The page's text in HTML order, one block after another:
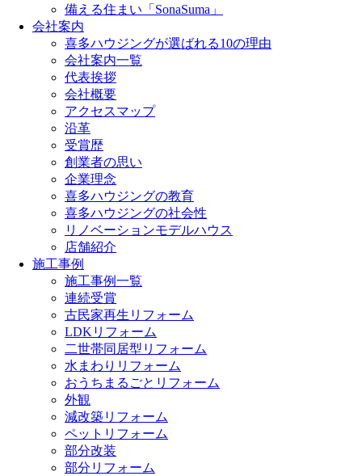
備える住まい「SonaSuma」
会社案内
喜多ハウジングが選ばれる10の理由
会社案内一覧
代表挨拶
会社概要
アクセスマップ
沿革
受賞歴
創業者の思い
企業理念
喜多ハウジングの教育
喜多ハウジングの社会性
リノベーションモデルハウス
店舗紹介
施工事例
施工事例一覧
連続受賞
古民家再生リフォーム
LDKリフォーム
二世帯同居型リフォーム
水まわりリフォーム
おうちまるごとリフォーム
外観
減改築リフォーム
ペットリフォーム
部分改装
部分リフォーム